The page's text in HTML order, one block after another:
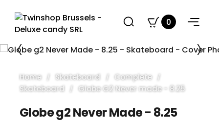
0
Home Skateboard
Complete
Skateboard
Globe G2 Never made - 8.25
Globe g2 Never Made - 8.25